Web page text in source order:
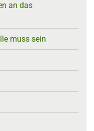
an das
muss sein